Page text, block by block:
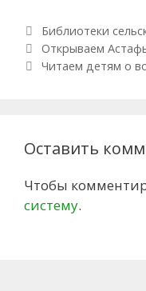
Рубрики
Библиотеки
Навигация по
Открываем
Читаем детям о
Оставить
Чтобы
систему.